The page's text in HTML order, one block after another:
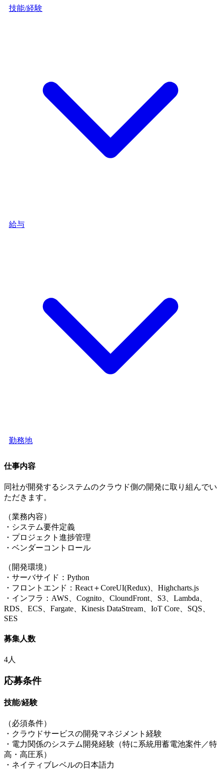
技能/経験
給与
勤務地
仕事内容
同社が開発するシステムのクラウド側の開発に取り組んでい
ただきます。
（業務内容）
・システム要件定義
・プロジェクト進捗管理
・ベンダーコントロール
（開発環境）
・サーバサイド：Python
・フロントエンド：React＋CoreUI(Redux)、Highcharts.js
・インフラ：AWS、Cognito、CloundFront、S3、Lambda、
RDS、ECS、Fargate、Kinesis DataStream、IoT Core、SQS、
SES
募集人数
4人
応募条件
技能/経験
（必須条件）
・クラウドサービスの開発マネジメント経験
・電力関係のシステム開発経験（特に系統用蓄電池案件／特
高・高圧系）
・ネイティブレベルの日本語力